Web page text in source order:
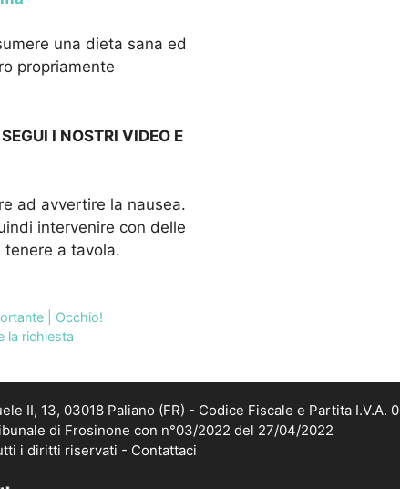
una dieta sana ed
propriamente
I NOSTRI VIDEO E
ad avvertire la nausea.
intervenire con delle
tenere a tavola.
| Occhio!
la richiesta
II, 13, 03018 Paliano (FR) - Codice Fiscale e Partita I.V.A.
di Frosinone con n°03/2022 del 27/04/2022
i diritti riservati - Contattaci